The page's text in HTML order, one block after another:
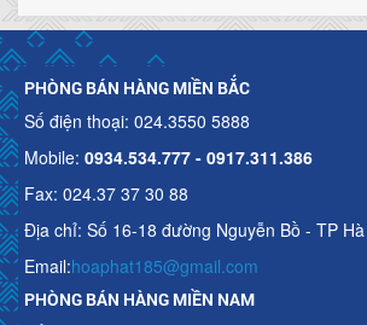
PHÒNG BÁN HÀNG MIỀN BẮC
Số điện thoại: 024.3550 5888
Mobile: 0934.534.777 - 0917.311.386
Fax: 024.37 37 30 88
Địa chỉ: Số 16-18 đường Nguyễn Bồ - TP
Email:hoaphat185@gmail.com
PHÒNG BÁN HÀNG MIỀN NAM